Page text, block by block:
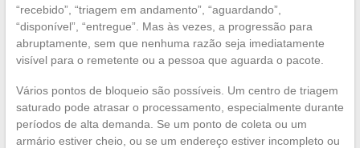
“recebido”, “triagem em andamento”, “aguardando”,
“disponível”, “entregue”. Mas às vezes, a progressão para
abruptamente, sem que nenhuma razão seja imediatamente
visível para o remetente ou a pessoa que aguarda o pacote.
Vários pontos de bloqueio são possíveis. Um centro de triagem
saturado pode atrasar o processamento, especialmente durante
períodos de alta demanda. Se um ponto de coleta ou um
armário estiver cheio, ou se um endereço estiver incompleto ou